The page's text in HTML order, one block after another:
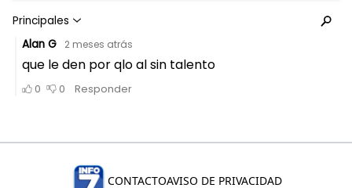
CONTACTOAVISO DE PRIVACIDAD